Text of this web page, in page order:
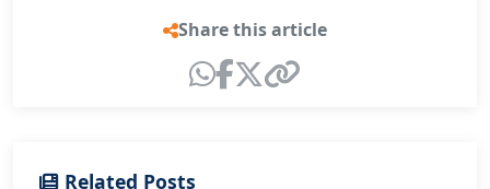
Share this article
Related Posts